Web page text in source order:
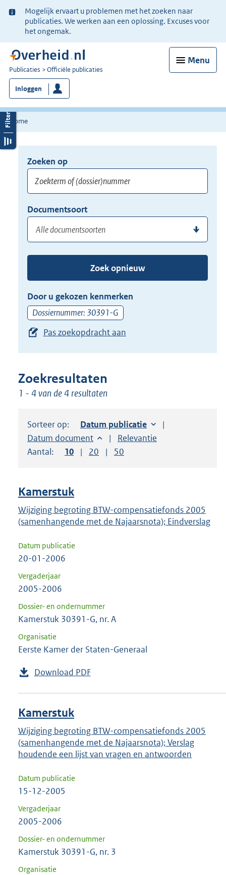
Ter
informatie:
Mogelijk ervaart u problemen met het zoeken naar
publicaties. We werken aan een oplossing. Excuses voor
het ongemak.
Menu
U
bent
nu
hier:
Publicaties Officiële publicaties
Inloggen
Home
Opnieuw
zoeken:
Zoeken op
of
(dossier)nummer
hier
uw
zoekterm
of
(dossier)nummer
in
Documentsoort
of
de
pijl
beneden
toets
suggesties.
Druk
om
uw
keuze
te
Zoek opnieuw
Door u gekozen kenmerken
Dossiernummer: 30391-G
Pas zoekopdracht aan
Zoekresultaten
1 - 4 van de 4 resultaten
Sorteer op: Sorteer op:
Datum publicatie
Sorteer op:
Datum document Sorteer op:
Relevantie
Aantal:
Toon
10 resultaten per pagina
Toon
20 resultaten per pagina
Toon
50
Kamerstuk
Wijziging begroting BTW-compensatiefonds 2005
(samenhangende met de Najaarsnota); Eindverslag
Datum publicatie
20-01-2006
Vergaderjaar
2005-2006
Dossier- en ondernummer
Kamerstuk 30391-G, nr. A
Organisatie
Eerste Kamer der Staten-Generaal
Download PDF
Kamerstuk
Wijziging begroting BTW-compensatiefonds 2005
(samenhangende met de Najaarsnota); Verslag
houdende een lijst van vragen en antwoorden
Datum publicatie
15-12-2005
Vergaderjaar
2005-2006
Dossier- en ondernummer
Kamerstuk 30391-G, nr. 3
Organisatie